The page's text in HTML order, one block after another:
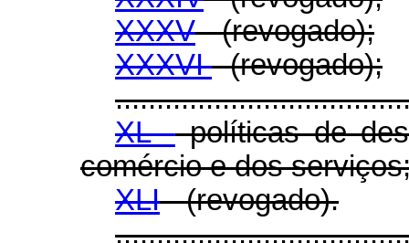
XXXV- (revogado);
XXXVI- (revogado);
XL -políticas de
comércio e dos
XLI- (revogado).